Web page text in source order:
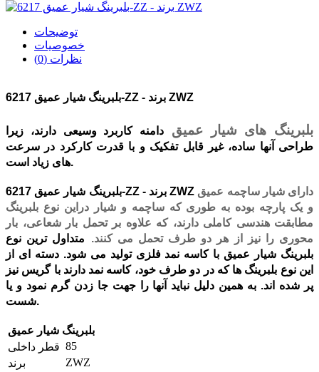
توضیحات
خصوصیات
نظرات (0)
بلبرینگ شیار عمیق 6217-ZZ - برند ZWZ
بلبرینگ های شیار عمیق دامنه کاربردوسیعی دارند، زیرا
طراحی آنها ساده، غیر قابل تفکیک و با قدرت کارکرد در سرعت
های زیاد است.
بلبرینگ شیار عمیق 6217-ZZ - برند ZWZ دارای شیار ساچمه عمیق
و یک پارچه بوده به طوری که ساچمه و شیار دراین نوع بلبرینگ
مطابقت هندسی کاملی دارند، که علاوه بر تحمل بار شعاعی، بار
محوری را نیز از هر دو طرف تحمل می کنند.
متداول ترین نوع
بلبرینگ شیار عمیق با کاسه نمد فلزی تولید می شود. دسته ای از
این نوع بلبرینگ ها که در دو طرف خود، کاسه نمد دارند با گریس نیز
پر شده اند. به همین دلیل نباید آنها را جهت جا زدن گرم نمود و یا
شست.
بلبرینگ شیار عمیق
قطر داخلی 85
برند
ZWZ